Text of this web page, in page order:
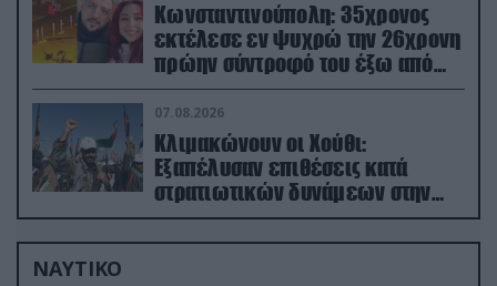
Κωνσταντινούπολη: 35χρονος
εκτέλεσε εν ψυχρώ την 26χρονη
πρώην σύντροφό του έξω από
φαρμακείο (βίντεο)
07.08.2026
Κλιμακώνουν οι Χούθι:
Eξαπέλυσαν επιθέσεις κατά
στρατιωτικών δυνάμεων στην
Υεμένη – Πλήγματα & στη
Σαουδική Αραβία!
ΝΑΥΤΙΚΟ